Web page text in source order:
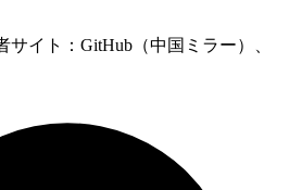
サイト：GitHub（中国ミラー）、